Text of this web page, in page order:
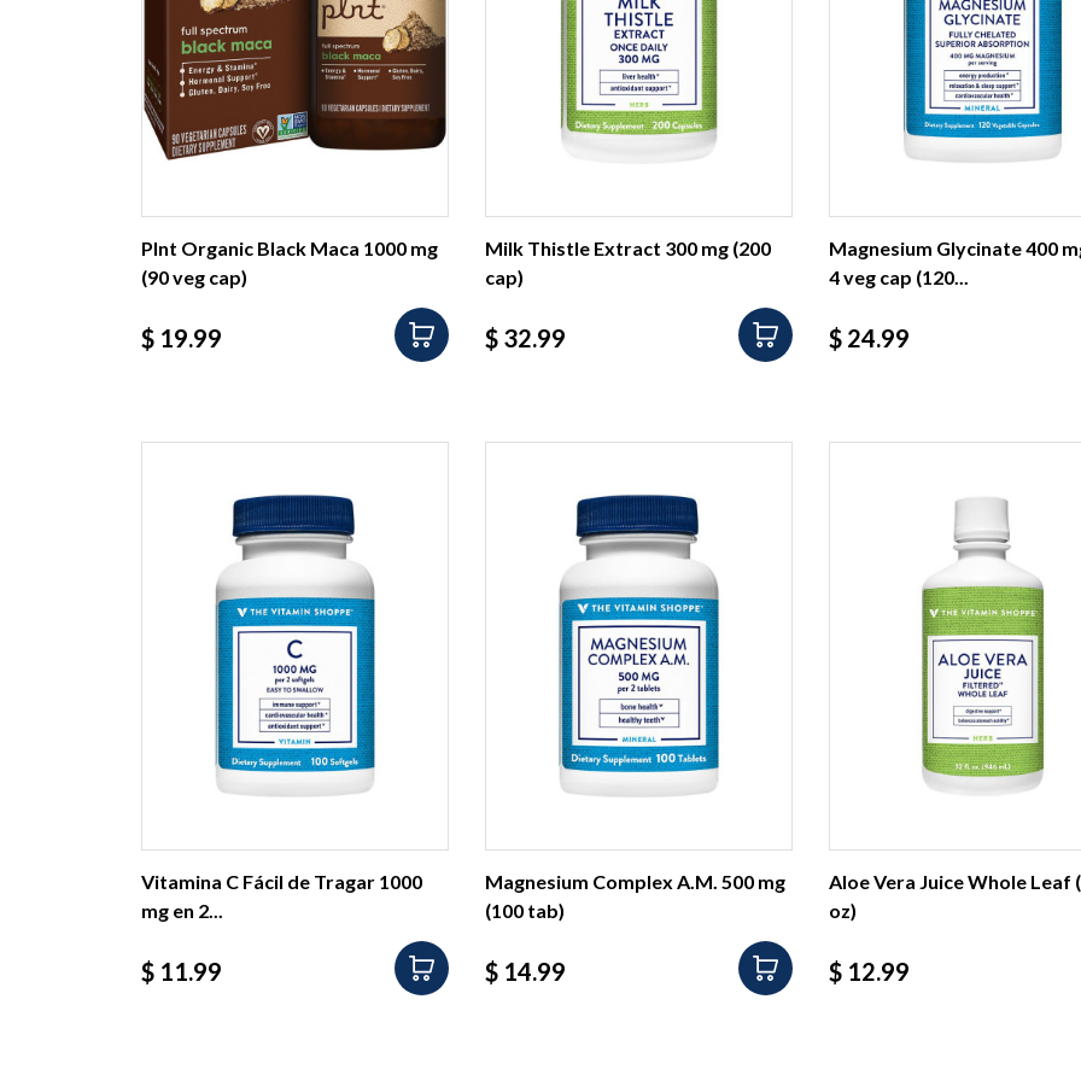
Plnt Organic Black Maca 1000 mg
(90 veg cap)
Precio
$ 19.99
Milk Thistle Extract 300 mg (200
cap)
Precio
$ 32.99
Magnesium Glycinate 400
4 veg cap (120...
Precio
$ 24.99
Vitamina C Fácil de Tragar 1000
mg en 2...
Precio
$ 11.99
Magnesium Complex A.M. 500 mg
(100 tab)
Precio
$ 14.99
Aloe Vera Juice Whole Leaf
oz)
Precio
$ 12.99